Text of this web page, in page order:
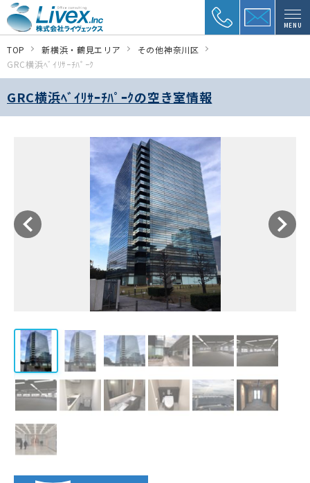
MENU
TOP 新横浜・鶴見エリア
その他神奈川区
GRC横浜ﾍﾞｲﾘｻｰﾁﾊﾟｰｸ
GRC横浜ﾍﾞｲﾘｻｰﾁﾊﾟｰｸの空き室情報